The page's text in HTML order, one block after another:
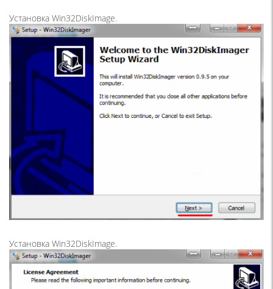
Установка Win32DiskImage.
Установка Win32DiskImage.